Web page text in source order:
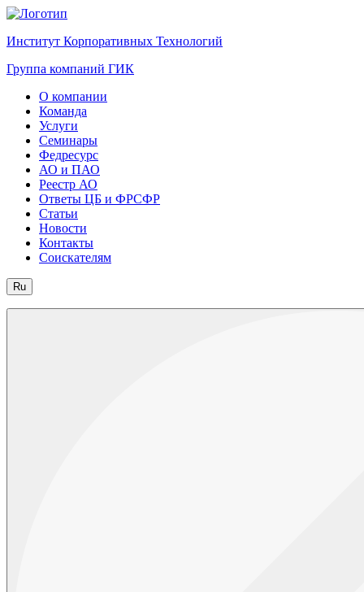
Институт Корпоративных Технологий
Группа компаний ГИК
О компании
Команда
Услуги
Семинары
Федресурс
АО и ПАО
Реестр АО
Ответы ЦБ и ФРСФР
Статьи
Новости
Контакты
Соискателям
Ru